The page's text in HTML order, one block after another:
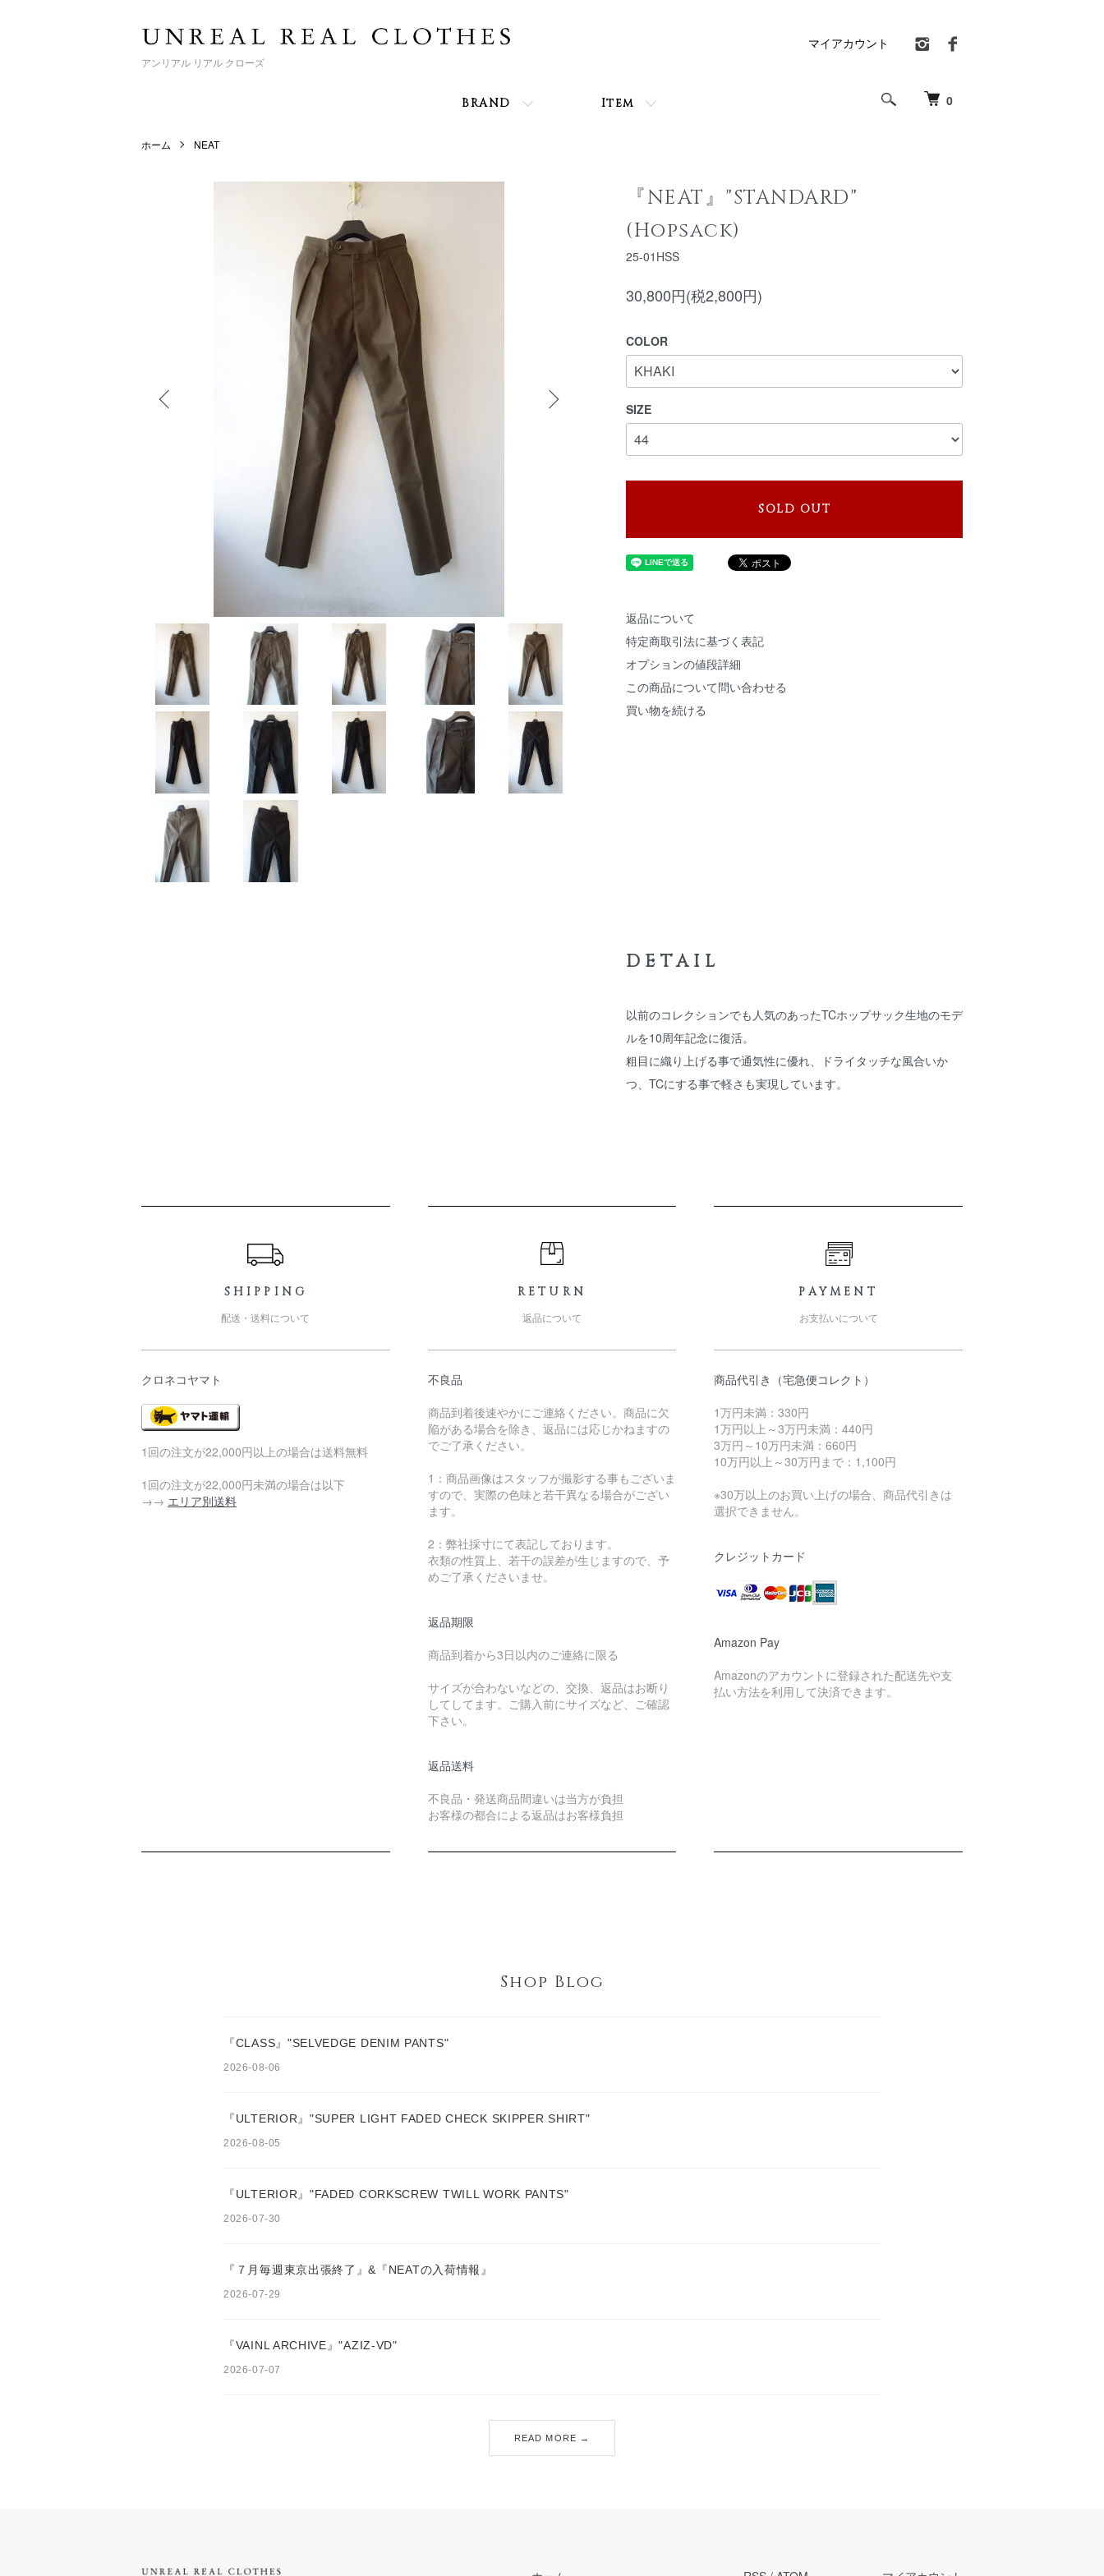
アンリアル リアル クローズ
0
BRAND Item
マイアカウント
ホーム NEAT
『NEAT』"STANDARD"
(Hopsack)
25-01HSS
30,800円(税2,800円)
COLOR
SIZE
SOLD OUT
返品について
特定商取引法に基づく表記
オプションの値段詳細
この商品について問い合わせる
買い物を続ける
DETAIL
以前のコレクションでも人気のあったTCホップサック生地のモデ
ルを10周年記念に復活。
粗目に織り上げる事で通気性に優れ、ドライタッチな風合いか
つ、TCにする事で軽さも実現しています。
SHIPPING
配送・送料について
クロネコヤマト
1回の注文が22,000円以上の場合は送料無料
1回の注文が22,000円未満の場合は以下
→→ エリア別送料
RETURN
返品について
不良品
商品到着後速やかにご連絡ください。商品に欠
陥がある場合を除き、返品には応じかねますの
でご了承ください。
1：商品画像はスタッフが撮影する事もございま
すので、実際の色味と若干異なる場合がござい
ます。
2：弊社採寸にて表記しております。
衣類の性質上、若干の誤差が生じますので、予
めご了承くださいませ。
返品期限
商品到着から3日以内のご連絡に限る
サイズが合わないなどの、交換、返品はお断り
してしてます。ご購入前にサイズなど、ご確認
下さい。
返品送料
不良品・発送商品間違いは当方が負担
お客様の都合による返品はお客様負担
PAYMENT
お支払いについて
商品代引き（宅急便コレクト）
1万円未満：330円
1万円以上～3万円未満：440円
3万円～10万円未満：660円
10万円以上～30万円まで：1,100円
※30万以上のお買い上げの場合、商品代引きは
選択できません。
クレジットカード
Amazon Pay
Amazonのアカウントに登録された配送先や支
払い方法を利用して決済できます。
Shop Blog
『CLASS』"SELVEDGE DENIM PANTS"
2026-08-06
『ULTERIOR』"SUPER LIGHT FADED CHECK SKIPPER SHIRT"
2026-08-05
『ULTERIOR』"FADED CORKSCREW TWILL WORK PANTS"
2026-07-30
『７月毎週東京出張終了』&『NEATの入荷情報』
2026-07-29
『VAINL ARCHIVE』"AZIZ-VD"
2026-07-07
READ MORE →